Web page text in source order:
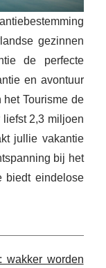
gezinnen
de perfecte
en avontuur
Tourisme de
2,3 miljoen
jullie vakantie
bij het
biedt eindelose
wakker worden